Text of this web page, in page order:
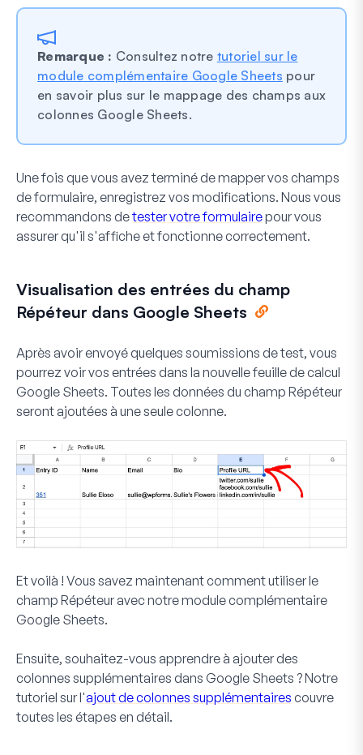
Remarque : Consultez notre tutoriel sur le
module complémentaire Google Sheets pour
en savoir plus sur le mappage des champs aux
colonnes Google Sheets.
Une fois que vous avez terminé de mapper vos champs
de formulaire, enregistrez vos modifications. Nous vous
recommandons detester votre formulairepour vous
assurer qu'il s'affiche et fonctionne correctement.
Visualisation des entrées du champ
Répéteur dans Google Sheets
Après avoir envoyé quelques soumissions de test, vous
pourrez voir vos entrées dans la nouvelle feuille de calcul
Google Sheets. Toutes les données du champ Répéteur
seront ajoutées à une seule colonne.
Et voilà ! Vous savez maintenant comment utiliser le
champ Répéteur avec notre module complémentaire
Google Sheets.
Ensuite, souhaitez-vous apprendre à ajouter des
colonnes supplémentaires dans Google Sheets ? Notre
tutoriel sur l'ajout de colonnes supplémentaires couvre
toutes les étapes en détail.